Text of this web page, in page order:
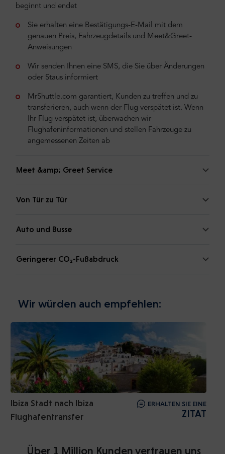
beginnt und endet
Sie erhalten eine Bestätigungs-E-Mail mit dem
genauen Preis, Fahrzeugdetails und Meet&Greet-
Anweisungen
Wir senden Ihnen eine SMS, die Sie über Änderungen
oder Staus informiert
MrShuttle.com garantiert, Kunden zu treffen und zu
transferieren, auch wenn der Flug verspätet ist. Wenn
Ihr Flug verspätet ist, überwachen wir
Flughafeninformationen und stellen Fahrzeuge zu
angemessenen Zeiten ab
Meet &amp; Greet Service
Von Tür zu Tür
Auto und Busse
Geringerer CO₂-Fußabdruck
Wir würden auch empfehlen:
Ibiza Stadt nach Ibiza
Flughafentransfer
ERHALTEN SIE EINE
ZITAT
Über 1 Million Kunden vertrauen uns